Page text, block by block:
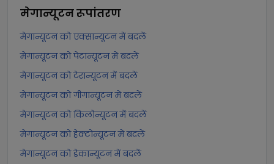
मेगान्यूटनरूपांतरण
मेगान्यूटन को एक्सान्यूटन में बदलें
मेगान्यूटन को पेटान्यूटन में बदलें
मेगान्यूटन को टेरान्यूटन में बदलें
मेगान्यूटन को गीगान्यूटन में बदलें
मेगान्यूटन को किलोन्यूटन में बदलें
मेगान्यूटन को हेक्टोन्यूटन में बदलें
मेगान्यूटन को डेकान्यूटन में बदलें